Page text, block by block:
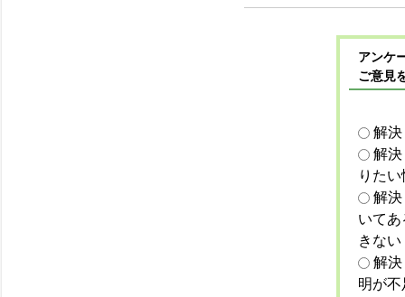
アンケ
ご意見
解
解
りた
解
いて
きない
解
明が